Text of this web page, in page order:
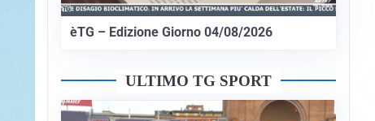
èTG – Edizione Giorno 04/08/2026
ULTIMO TG SPORT